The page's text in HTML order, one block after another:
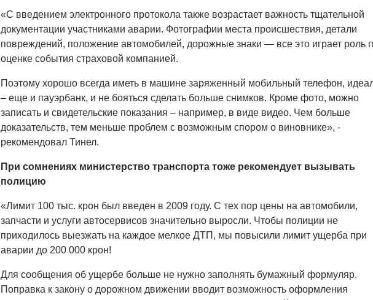
«С введением электронного протокола также возрастает важность тщательной
документации участниками аварии. Фотографии места происшествия, детали
повреждений, положение автомобилей, дорожные знаки — все это играет роль
оценке события страховой компанией.
Поэтому хорошо всегда иметь в машине заряженный мобильный телефон,
– еще и пауэрбанк, и не бояться сделать больше снимков. Кроме фото, можно
записать и свидетельские показания – например, в виде видео. Чем больше
доказательств, тем меньше проблем с возможным спором о виновнике», -
рекомендовал Тинел.
При сомнениях министерство транспорта тоже рекомендует вызывать
полицию
«Лимит 100 тыс. крон был введен в 2009 году. С тех пор цены на автомобили,
запчасти и услуги автосервисов значительно выросли. Чтобы полиции не
приходилось выезжать на каждое мелкое ДТП, мы повысили лимит ущерба при
аварии до 200 000 крон!
Для сообщения об ущербе больше не нужно заполнять бумажный формуляр.
Поправка к закону о дорожном движении вводит возможность оформления